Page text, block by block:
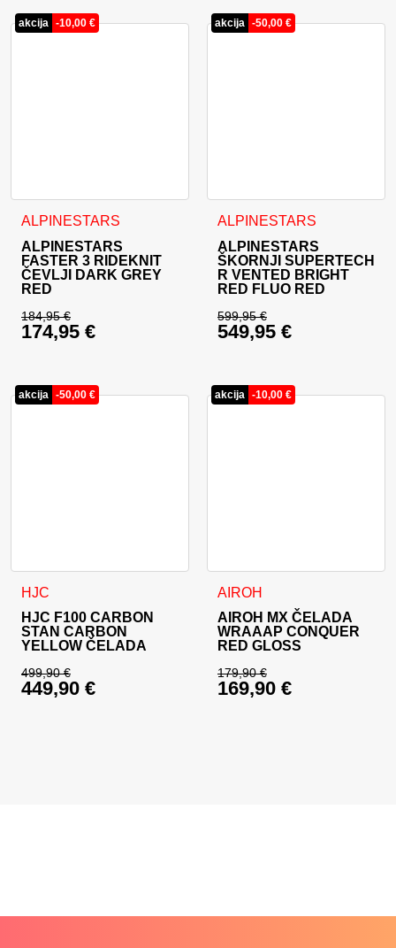
akcija -10,00 €
ALPINESTARS
ALPINESTARS
FASTER 3 RIDEKNIT
ČEVLJI DARK GREY
RED
184,95€
Izvirna cena je bila: 184,95 €.
174,95 €
Ta izdelek ima več različic. Možnosti lahko izberete na
akcija -50,00 €
ALPINESTARS
ALPINESTARS
ŠKORNJI SUPERTECH
R VENTED BRIGHT
RED FLUO RED
599,95€
Izvirna cena je bila:
549,95 €
Ta izdelek ima več različic.
akcija -50,00 €
HJC
HJC F100 CARBON
STAN CARBON
YELLOW ČELADA
499,90€
Izvirna cena je bila: 499,90 €.
449,90 €
Ta izdelek ima več različic. Možnosti lahko izberete na
akcija -10,00 €
AIROH
AIROH MX ČELADA
WRAAAP CONQUER
RED GLOSS
179,90€
Izvirna cena je bila:
169,90 €
Ta izdelek ima več različic.